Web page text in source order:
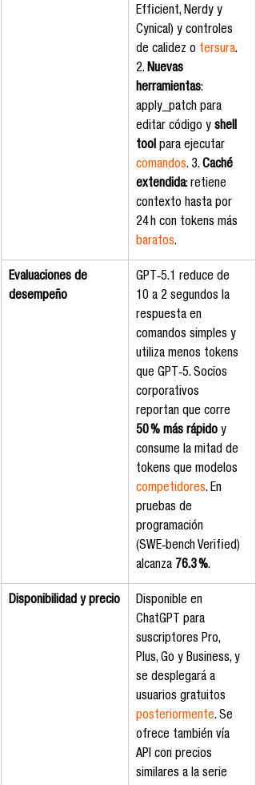
Efficient, Nerdy y
Cynical) y controles
de calidez o tersura.
2. Nuevas
herramientas:
apply_patch para
editar código y shell
tool para ejecutar
comandos. 3. Caché
extendida: retiene
contexto hasta por
24 h con tokens más
baratos.
Evaluaciones de
desempeño
GPT‑5.1 reduce de
10 a 2 segundos la
respuesta en
comandos simples y
utiliza menos tokens
que GPT‑5. Socios
corporativos
reportan que corre
50 % más rápido y
consume la mitad de
tokens que modelos
competidores. En
pruebas de
programación
(SWE‑bench Verified)
alcanza 76.3 %.
Disponibilidad y precio
Disponible en
ChatGPT para
suscriptores Pro,
Plus, Go y Business, y
se desplegará a
usuarios gratuitos
posteriormente. Se
ofrece también vía
API con precios
similares a la serie